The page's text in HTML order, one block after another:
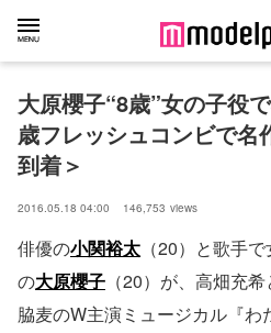
大原櫻子“8歳”女の子役
歳フレッシュコンビで名
到着＞
2016.05.18 04:00 146,753 views
俳優の小関裕太 （20）と歌手
の大原櫻子 （20）が、高畑充
脇麦のW主演ミュージカル『わ